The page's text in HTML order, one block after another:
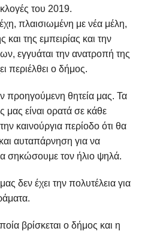
του 2019.
πλαισιωμένη με νέα μέλη,
της εμπειρίας και την
εγγυάται την ανατροπή της
περιέλθει ο δήμος.
προηγούμενη θητεία μας. Τα
μας είναι ορατά σε κάθε
καινούργια περίοδο ότι θα
αυταπάρνηση για να
σηκώσουμε τον ήλιο ψηλά.
δεν έχει την πολυτέλεια για
βρίσκεται ο δήμος και η